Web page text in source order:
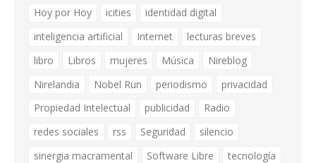
Hoy por Hoy
icities
identidad digital
inteligencia artificial
Internet
lecturas breves
libro
Libros mujeres Música
Nireblog
Nirelandia
Nobel Run periodismo
privacidad
Propiedad Intelectual
publicidad
Radio
redes sociales
rss Seguridad
silencio
sinergia macramental
Software Libre
tecnología